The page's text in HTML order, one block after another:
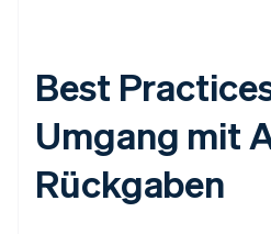
Best
Umgang mit
Rückgaben